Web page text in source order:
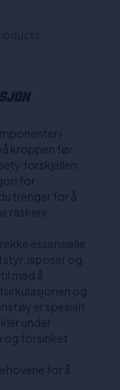
i
kroppen før
forskjellen
for
trenger for å
raskere
essensielle
isposer og
med å
og
er spesielt
under
og forsinket
for å